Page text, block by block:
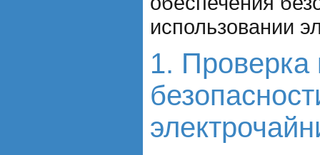
использовании
1. Проверка